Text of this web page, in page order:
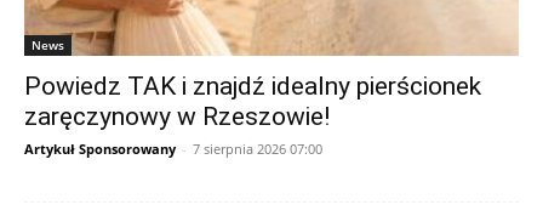
News
Powiedz TAK i znajdź idealny pierścionek
zaręczynowy w Rzeszowie!
Artykuł Sponsorowany - 7 sierpnia 2026 07:00